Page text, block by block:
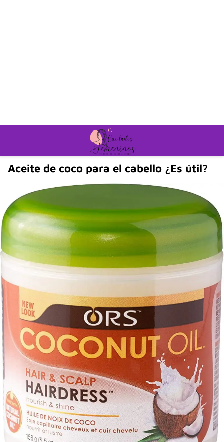
Aceite de coco para el cabello ¿Es útil?